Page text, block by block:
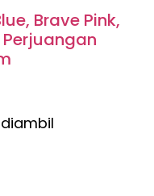
Brave Pink,
Perjuangan